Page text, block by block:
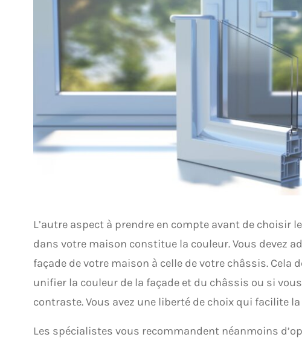
L’autre aspect à prendre en compte avant de choisir
dans votre maison constitue la couleur. Vous devez
façade de votre maison à celle de votre châssis. Cela
unifier la couleur de la façade et du châssis ou si
contraste. Vous avez une liberté de choix qui facilite
Les spécialistes vous recommandent néanmoins